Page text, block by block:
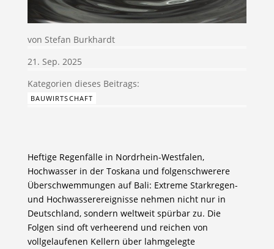
von Stefan Burkhardt
21. Sep. 2025
BAUWIRTSCHAFT
Heftige Regenfälle in Nordrhein-Westfalen,
Hochwasser in der Toskana und folgenschwerere
Überschwemmungen auf Bali: Extreme Starkregen-
und Hochwasserereignisse nehmen nicht nur in
Deutschland, sondern weltweit spürbar zu. Die
Folgen sind oft verheerend und reichen von
vollgelaufenen Kellern über lahmgelegte